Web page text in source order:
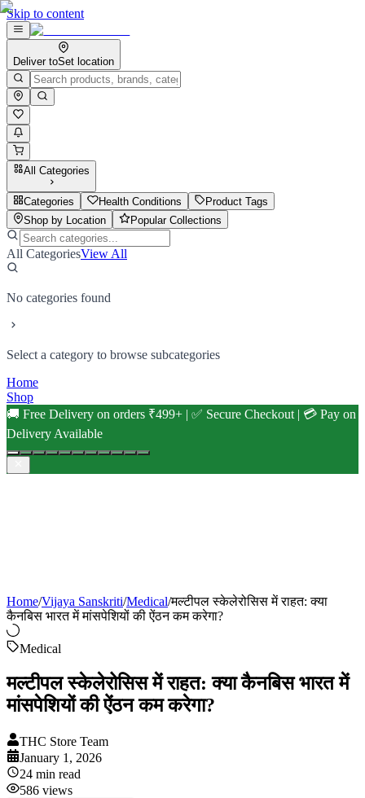
Skip to content
Deliver toSet location
All Categories
Categories Health Conditions
Product Tags
Shop by Location
Popular Collections
All CategoriesView All
No categories found
Select a category to browse subcategories
Home
Shop
🚚 Free Delivery on orders ₹499+ | ✅ Secure Checkout | 💳 Pay on
Delivery Available
Home/Vijaya Sanskriti/Medical/मल्टीपल स्केलेरोसिस में राहत: क्या
कैनबिस भारत में मांसपेशियों की ऐंठन कम करेगा?
Medical
मल्टीपल स्केलेरोसिस में राहत: क्या कैनबिस भारत में
मांसपेशियों की ऐंठन कम करेगा?
THC Store Team
January 1, 2026
24 min read
586 views